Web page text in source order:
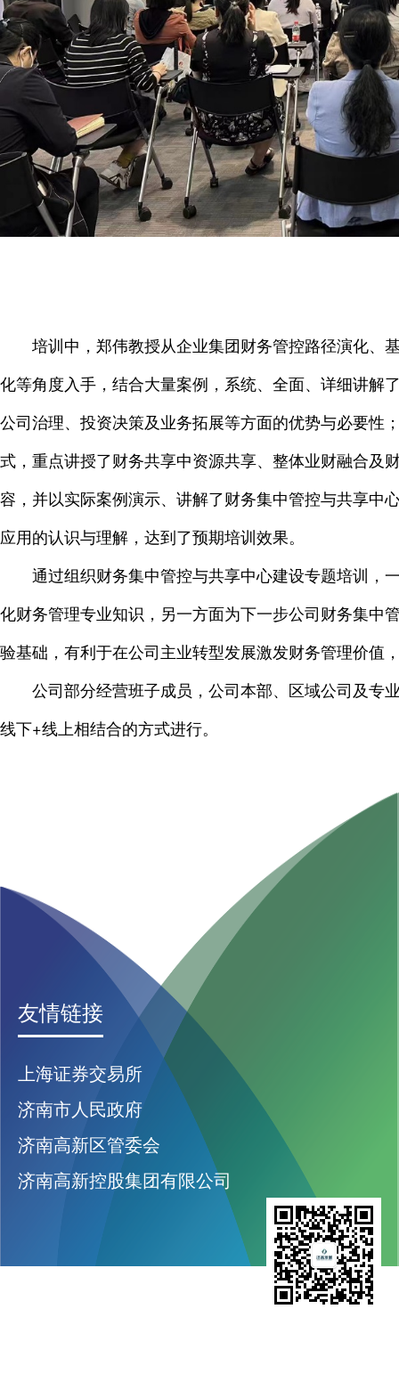
培训中，郑伟教授从企业集团财务管控路径演化、
化等角度入手，结合大量案例，系统、全面、详细讲解
公司治理、投资决策及业务拓展等方面的优势与必要性
式，重点讲授了财务共享中资源共享、整体业财融合及
容，并以实际案例演示、讲解了财务集中管控与共享中
应用的认识与理解，达到了预期培训效果。
通过组织财务集中管控与共享中心建设专题培训，
化财务管理专业知识，另一方面为下一步公司财务集中
验基础，有利于在公司主业转型发展激发财务管理价值
公司部分经营班子成员，公司本部、区域公司及专
线下+线上相结合的方式进行。
友情链接
上海证券交易所
济南市人民政府
济南高新区管委会
济南高新控股集团有限公司